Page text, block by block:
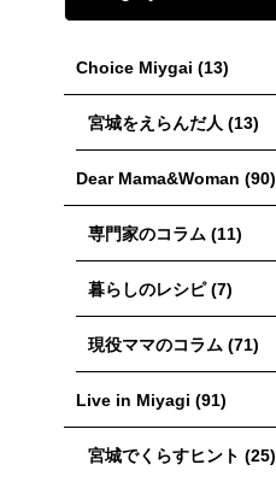
Choice Miygai (13)
宮城をえらんだ人 (13)
Dear Mama&Woman (90)
専門家のコラム (11)
暮らしのレシピ (7)
現役ママのコラム (71)
Live in Miyagi (91)
宮城でくらすヒント (25)